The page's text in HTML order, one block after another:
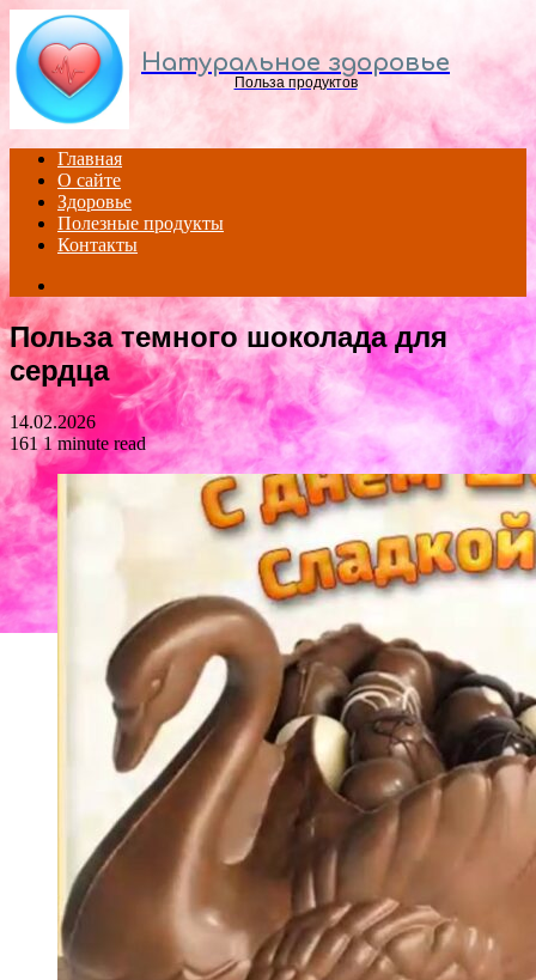
Натуральное здоровье
Польза продуктов
Главная
О сайте
Здоровье
Полезные продукты
Контакты
for
Польза темного шоколада для
сердца
14.02.2026
1611 minute read